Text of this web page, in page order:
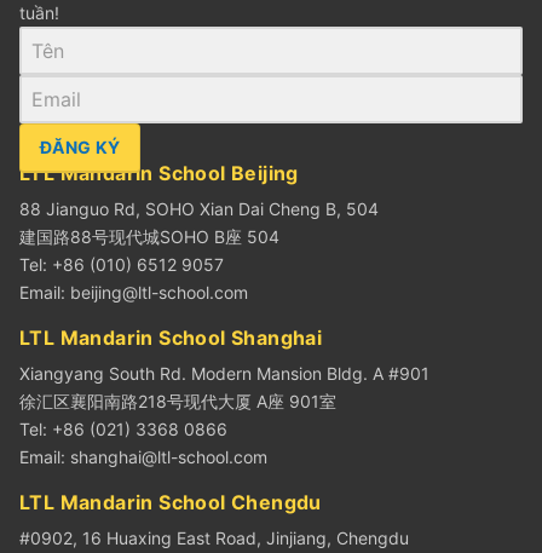
tuần!
ĐĂNG KÝ
LTL Mandarin School Beijing
88 Jianguo Rd, SOHO Xian Dai Cheng B, 504
建国路88号现代城SOHO B座 504
Tel: +86 (010) 6512 9057
Email: beijing@ltl-school.com
LTL Mandarin School Shanghai
Xiangyang South Rd. Modern Mansion Bldg. A #901
徐汇区襄阳南路218号现代大厦 A座 901室
Tel: +86 (021) 3368 0866
Email: shanghai@ltl-school.com
LTL Mandarin School Chengdu
#0902, 16 Huaxing East Road, Jinjiang, Chengdu